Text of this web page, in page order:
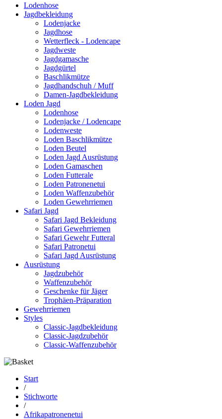
Lodenhose
Jagdbekleidung
Lodenjacke
Jagdhose
Wetterfleck - Lodencape
Jagdweste
Jagdgamasche
Jagdgürtel
Baschlikmütze
Jagdhandschuh / Muff
Damen-Jagdbekleidung
Loden Jagd
Lodenhose
Lodenjacke / Lodencape
Lodenweste
Loden Baschlikmütze
Loden Beutel
Loden Jagd Ausrüstung
Loden Gamaschen
Loden Futterale
Loden Patronenetui
Loden Waffenzubehör
Loden Gewehrriemen
Safari Jagd
Safari Jagd Bekleidung
Safari Gewehrriemen
Safari Gewehr Futteral
Safari Patronetui
Safari Jagd Ausrüstung
Ausrüstung
Jagdzubehör
Waffenzubehör
Geschenke für Jäger
Trophäen-Präparation
Gewehrriemen
Styles
Classic-Jagdbekleidung
Classic-Jagdzubehör
Classic-Waffenzubehör
Start
/
Stichworte
/
Afrikapatronenetui